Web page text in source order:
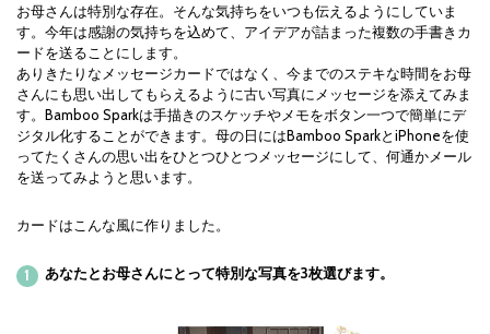
お母さんは特別な存在。そんな気持ちをいつも伝えるようにしていま
す。今年は感謝の気持ちを込めて、アイデアが詰まった複数の手書きカ
ードを送ることにします。
ありきたりなメッセージカードではなく、今までのステキな時間をお母
さんにも思い出してもらえるように古い写真にメッセージを添えてみま
す。Bamboo Sparkは手描きのスケッチやメモをボタン一つで簡単にデ
ジタル化することができます。母の日にはBamboo SparkとiPhoneを使
ってたくさんの思い出をひとつひとつメッセージにして、何通かメール
を送ってみようと思います。
カードはこんな風に作りました。
あなたとお母さんにとって特別な写真を3枚選びます。